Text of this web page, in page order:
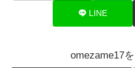
LINE
omezame17